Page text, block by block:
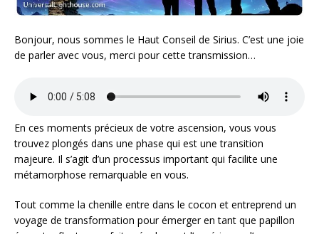
Bonjour, nous sommes le Haut Conseil de Sirius. C’est une joie
de parler avec vous, merci pour cette transmission…
En ces moments précieux de votre ascension, vous vous
trouvez plongés dans une phase qui est une transition
majeure. Il s’agit d’un processus important qui facilite une
métamorphose remarquable en vous.
Tout comme la chenille entre dans le cocon et entreprend un
voyage de transformation pour émerger en tant que papillon